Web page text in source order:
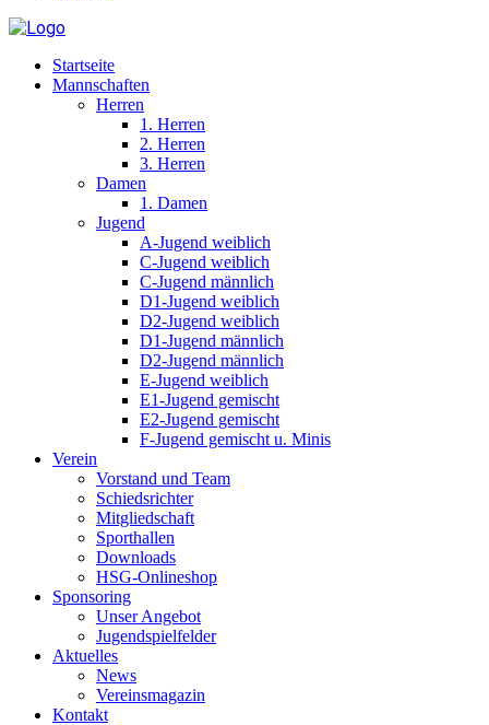
Startseite
Mannschaften
Herren
1. Herren
2. Herren
3. Herren
Damen
1. Damen
Jugend
A-Jugend weiblich
C-Jugend weiblich
C-Jugend männlich
D1-Jugend weiblich
D2-Jugend weiblich
D1-Jugend männlich
D2-Jugend männlich
E-Jugend weiblich
E1-Jugend gemischt
E2-Jugend gemischt
F-Jugend gemischt u. Minis
Verein
Vorstand und Team
Schiedsrichter
Mitgliedschaft
Sporthallen
Downloads
HSG-Onlineshop
Sponsoring
Unser Angebot
Jugendspielfelder
Aktuelles
News
Vereinsmagazin
Kontakt